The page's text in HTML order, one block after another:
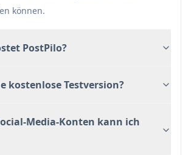
können.
PostPilo?
kostenlose Testversion?
Media-Konten kann ich